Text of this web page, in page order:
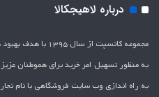
درباره لاهیجکالا
مجموعه کانسپت از
به منظور تسهیل امر خرید برای هموطنان عزیز
به راه اندازی وب سایت فروشگاهی با نام